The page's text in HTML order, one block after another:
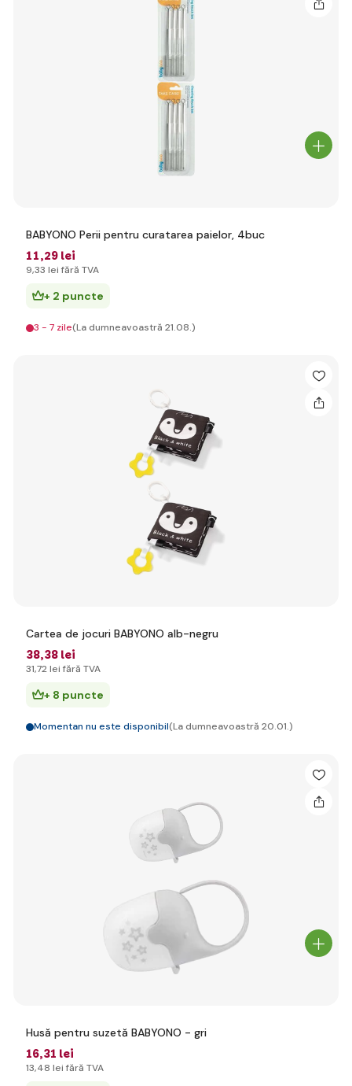
BABYONO Perii pentru curatarea paielor, 4buc
11,29 lei
9,33 lei fără TVA
+ 2 puncte
3 - 7 zile(La dumneavoastră 21.08.)
Cartea de jocuri BABYONO alb-negru
38,38 lei
31,72 lei fără TVA
+ 8 puncte
Momentan nu este disponibil(La dumneavoastră 20.01.)
Husă pentru suzetă BABYONO - gri
16,31 lei
13,48 lei fără TVA